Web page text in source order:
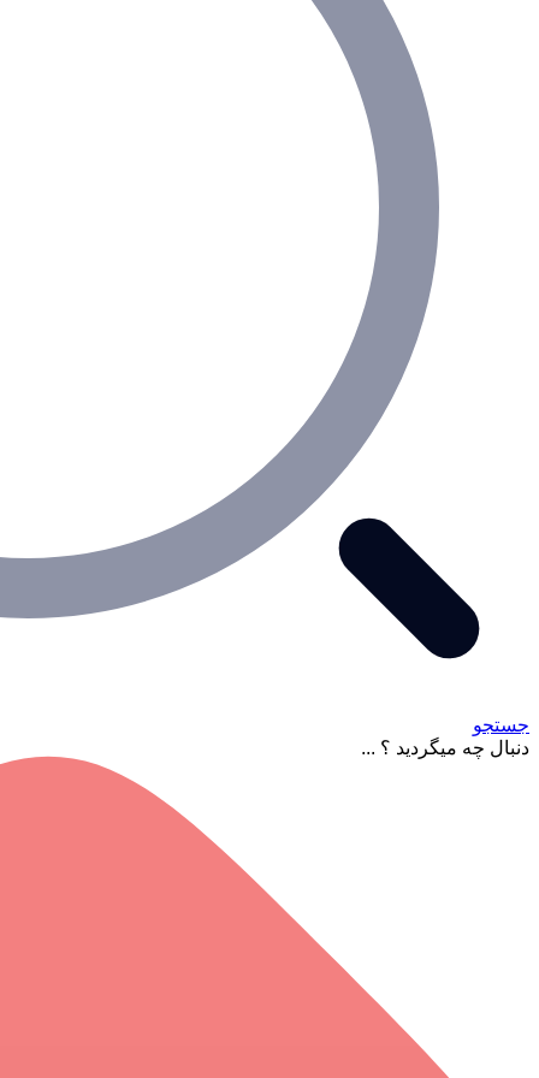
جستجو
دنبال چه میگردید ؟ ...